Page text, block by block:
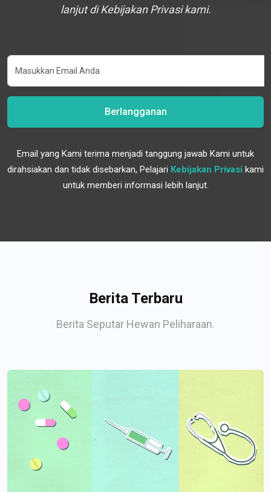
lanjut di Kebijakan Privasi kami.
Berlangganan
Email yang Kami terima menjadi tanggung jawab Kami untuk
dirahsiakan dan tidak disebarkan, Pelajari Kebijakan Privasi kami
untuk memberi informasi lebih lanjut.
Berita Terbaru
Berita Seputar Hewan Peliharaan.